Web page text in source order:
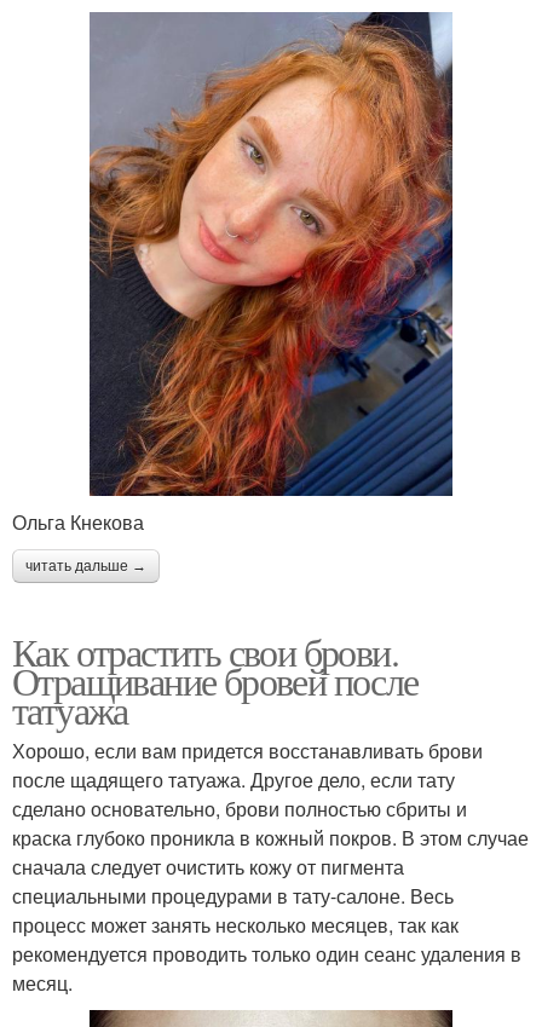
Ольга Кнекова
читать дальше →
Как отрастить свои брови.
Отращивание бровей после
татуажа
Хорошо, если вам придется восстанавливать брови
после щадящего татуажа. Другое дело, если тату
сделано основательно, брови полностью сбриты и
краска глубоко проникла в кожный покров. В этом случае
сначала следует очистить кожу от пигмента
специальными процедурами в тату-салоне. Весь
процесс может занять несколько месяцев, так как
рекомендуется проводить только один сеанс удаления в
месяц.